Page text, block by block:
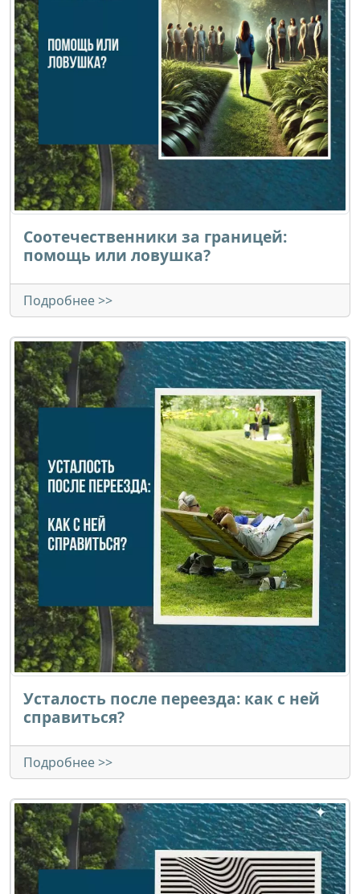
Соотечественники за границей:
помощь или ловушка?
Подробнее >>
Усталость после переезда: как с ней
справиться?
Подробнее >>